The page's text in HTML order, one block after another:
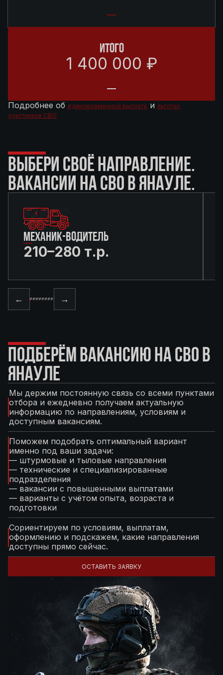
ИТОГО
1 400 000 ₽
Подробнее об единовременной выплате и льготах
участников СВО
ВЫБЕРИ СВОЁ НАПРАВЛЕНИЕ.
ВАКАНСИИ НА СВО В ЯНАУЛЕ.
МЕХАНИК-ВОДИТЕЛЬ
210–280 т.р.
← →
ПОДБЕРЁМ ВАКАНСИЮ НА СВО В
ЯНАУЛЕ
Мы держим постоянную связь со всеми пунктами
отбора и ежедневно получаем актуальную
информацию по направлениям, условиям и
доступным вакансиям.
Поможем подобрать оптимальный вариант
именно под ваши задачи:
— штурмовые и тыловые направления
— технические и специализированные
подразделения
— вакансии с повышенными выплатами
— варианты с учётом опыта, возраста и
подготовки
Сориентируем по условиям, выплатам,
оформлению и подскажем, какие направления
доступны прямо сейчас.
ОСТАВИТЬ ЗАЯВКУ